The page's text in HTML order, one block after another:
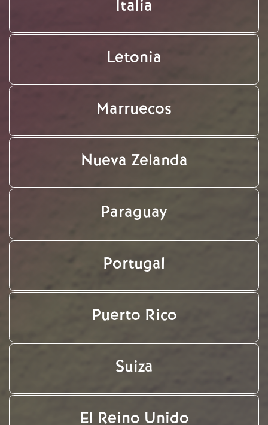
Italia
Letonia
Marruecos
Nueva Zelanda
Paraguay
Portugal
Puerto Rico
Suiza
El Reino Unido